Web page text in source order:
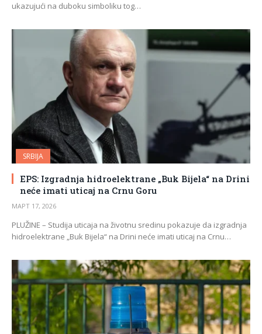
ukazujući na duboku simboliku tog…
SRBIJA
EPS: Izgradnja hidroelektrane „Buk Bijela“ na Drini
neće imati uticaj na Crnu Goru
МАРТ 17, 2026
PLUŽINE – Studija uticaja na životnu sredinu pokazuje da izgradnja
hidroelektrane „Buk Bijela“ na Drini neće imati uticaj na Crnu…